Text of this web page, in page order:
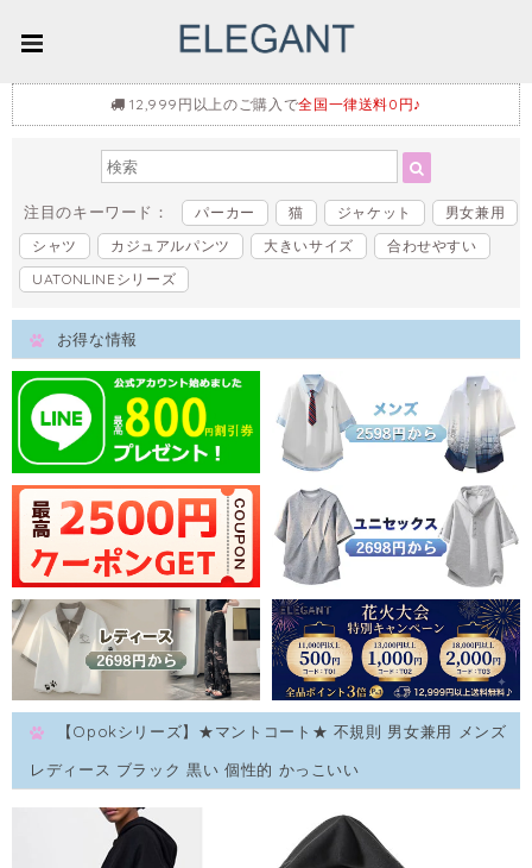
12,999円以上のご購入で全国一律送料0円♪
注目のキーワード： パーカー 猫 ジャケット
男女兼用
シャツ
カジュアルパンツ 大きいサイズ
合わせやすい
UATONLINEシリーズ
お得な情報
【Opokシリーズ】★マントコート★ 不規則 男女兼用 メンズ
レディース ブラック 黒い 個性的 かっこいい